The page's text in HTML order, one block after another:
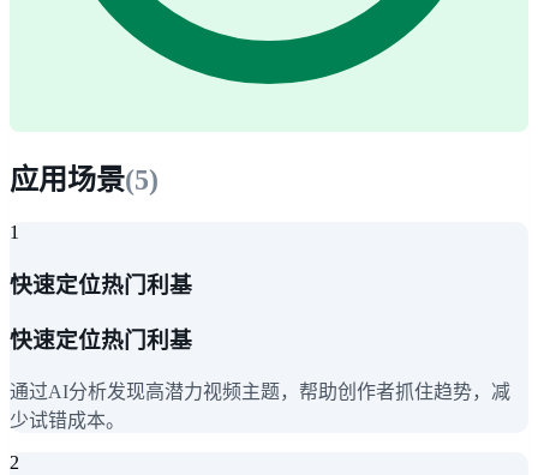
应用场景(5)
1
快速定位热门利基
快速定位热门利基
通过AI分析发现高潜力视频主题，帮助创作者抓住趋势，减
少试错成本。
2